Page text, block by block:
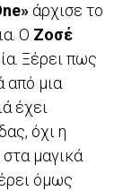
άρχισε το
Ο Ζοσέ
Ξέρει πως
από μια
έχει
όχι η
μαγικά
όμως